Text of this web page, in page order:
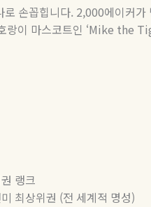
로 손꼽힙니다. 2,000에이커가
랑이 마스코트인 ‘Mike the
랭크
최상위권 (전 세계적 명성)